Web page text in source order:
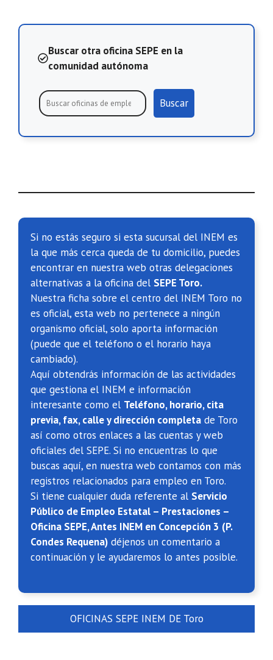
Buscar otra oficina SEPE en la
comunidad autónoma
Buscar
Si no estás seguro si esta sucursal del INEM es
la que más cerca queda de tu domicilio, puedes
encontrar en nuestra web otras delegaciones
alternativas a la oficina del SEPE Toro.
Nuestra ficha sobre el centro del INEM Toro no
es oficial, esta web no pertenece a ningún
organismo oficial, solo aporta información
(puede que el teléfono o el horario haya
cambiado).
Aquí obtendrás información de las actividades
que gestiona el INEM e información
interesante como el Teléfono, horario, cita
previa, fax, calle y dirección completa de Toro
así como otros enlaces a las cuentas y web
oficiales del SEPE. Si no encuentras lo que
buscas aquí, en nuestra web contamos con más
registros relacionados para empleo en Toro.
Si tiene cualquier duda referente al Servicio
Público de Empleo Estatal – Prestaciones –
Oficina SEPE, Antes INEM en Concepción 3 (P.
Condes Requena) déjenos un comentario a
continuación y le ayudaremos lo antes posible.
OFICINAS SEPE INEM DE Toro